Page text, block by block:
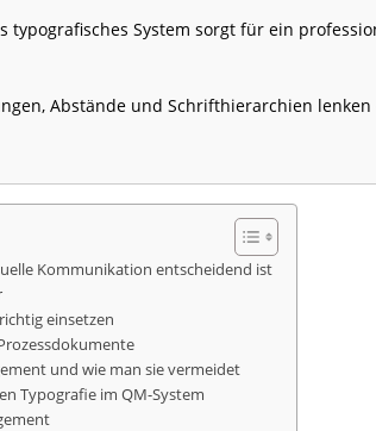
typografisches System sorgt für ein
Abstände und Schrifthierarchien
Kommunikation entscheidend ist
einsetzen
und wie man sie vermeidet
Typografie im QM-System